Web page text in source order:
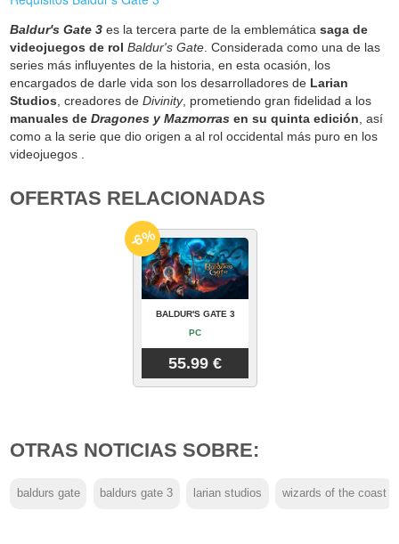
Baldur's Gate 3 es la tercera parte de la emblemáticasaga de
videojuegos de rol Baldur's Gate. Considerada como una de las
series más influyentes de la historia, en esta ocasión, los
encargados de darle vida son los desarrolladores de Larian
Studios, creadores deDivinity, prometiendo gran fidelidad a los
manuales deDragones y Mazmorras en su quinta edición, así
como a la serie que dio origen a al rol occidental más puro en los
videojuegos .
OFERTAS RELACIONADAS
BALDUR'S GATE 3
PC
55.99 €
-6%
OTRAS NOTICIAS SOBRE:
baldurs gate baldurs gate 3 larian studios wizards of the coast